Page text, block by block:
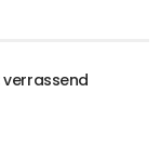
verrassend